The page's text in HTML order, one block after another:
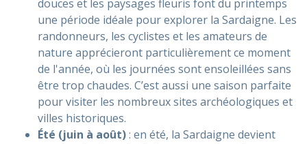
douces et les paysages fleuris font du printemps
une période idéale pour explorer la Sardaigne. Les
randonneurs, les cyclistes et les amateurs de
nature apprécieront particulièrement ce moment
de l'année, où les journées sont ensoleillées sans
être trop chaudes. C’est aussi une saison parfaite
pour visiter les nombreux sites archéologiques et
villes historiques.
Été (juin à août): en été, la Sardaigne devient